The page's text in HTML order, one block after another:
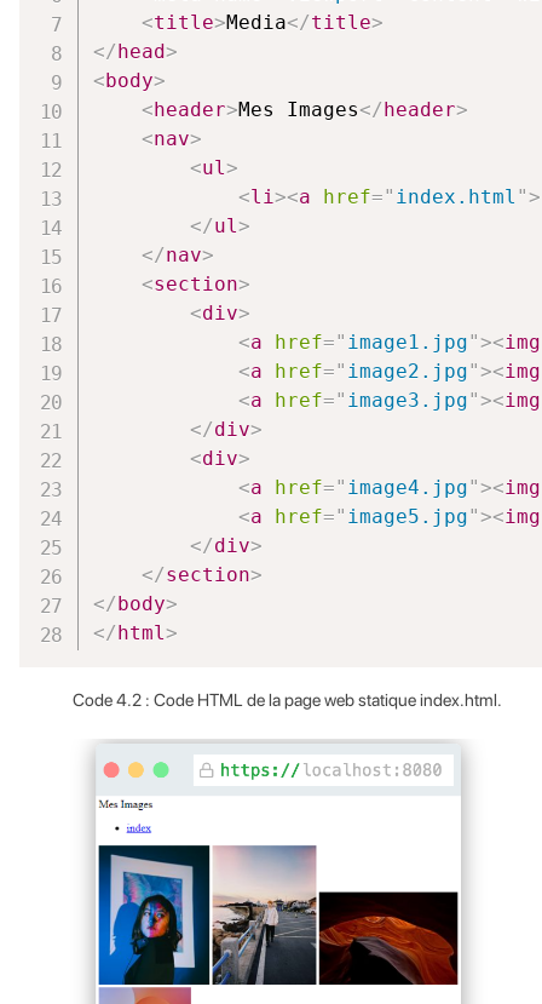
<title>Media</title>
</head>
<body>
<header>Mes Images</header>
<nav>
<ul>
<li><a href=" index.html ">
</ul>
</nav>
<section>
<div>
<a href=" image1.jpg"><img
<a href=" image2.jpg"><img
<a href=" image3.jpg"><img
</div>
<div>
<a href=" image4.jpg"><img
<a href=" image5.jpg"><img
</div>
</section>
</body>
</html>
Code 4.2 : Code HTML de la page web statique index.html.